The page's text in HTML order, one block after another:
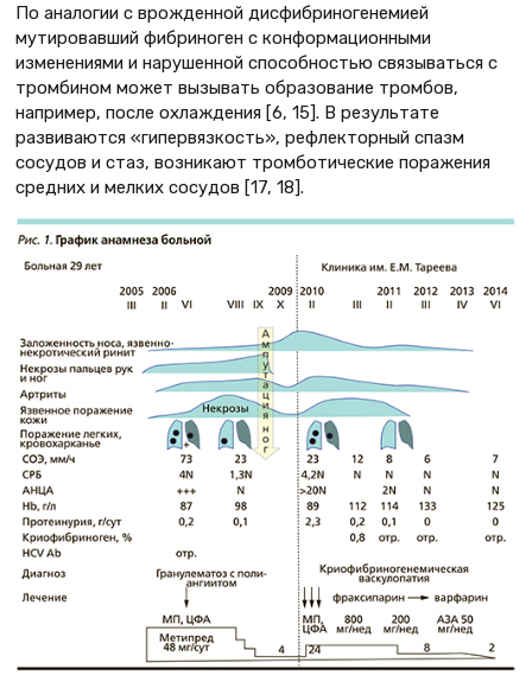
По аналогии с врожденной дисфибриногенемией
мутировавший фибриноген с конформационными
изменениями и нарушенной способностью связываться с
тромбином может вызывать образование тромбов,
например, после охлаждения [6, 15]. В результате
развиваются «гипервязкость», рефлекторный спазм
сосудов и стаз, возникают тромботические поражения
средних и мелких сосудов [17, 18].